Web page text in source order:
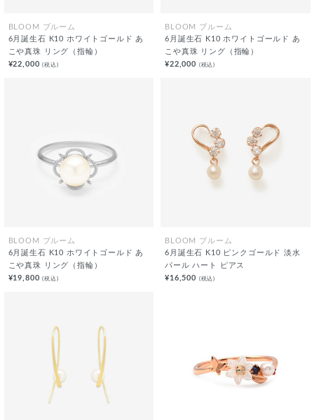
BLOOM ブルーム
6月誕生石 K10 ホワイトゴールド あ
こや真珠 リング（指輪）
¥22,000(税込)
BLOOM ブルーム
6月誕生石 K10 ホワイトゴールド あ
こや真珠 リング（指輪）
¥22,000 (税込)
BLOOM ブルーム
6月誕生石 K10 ホワイトゴールド あ
こや真珠 リング（指輪）
¥19,800(税込)
BLOOM ブルーム
6月誕生石 K10 ピンクゴールド 淡水
パール ハート ピアス
¥16,500 (税込)